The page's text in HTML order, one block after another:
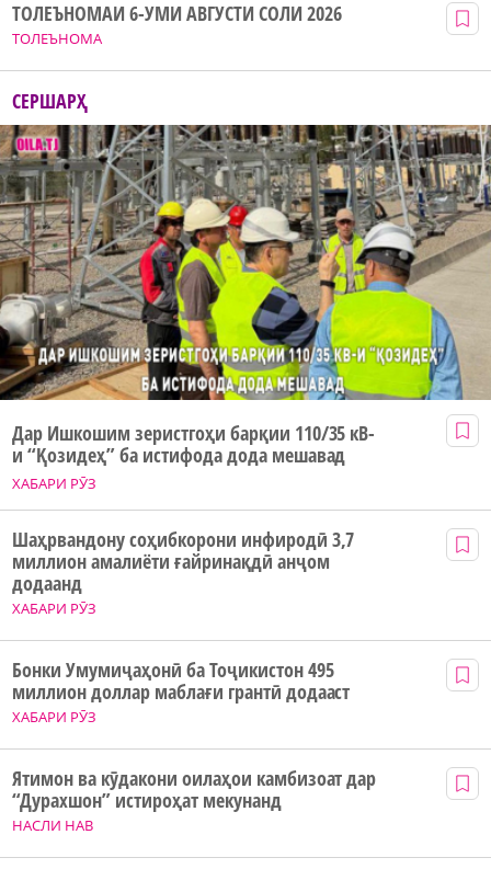
ТОЛЕЪНОМА
ТОЛЕЪНОМАИ 6-УМИ АВГУСТИ СОЛИ 2026
СЕРШАРҲ
ХАБАРИ РӮЗ
Дар Ишкошим зеристгоҳи барқии 110/35 кВ-
и “Қозидеҳ” ба истифода дода мешавад
ХАБАРИ РӮЗ
Шаҳрвандону соҳибкорони инфиродӣ 3,7
миллион амалиёти ғайринақдӣ анҷом
додаанд
ХАБАРИ РӮЗ
Бонки Умумиҷаҳонӣ ба Тоҷикистон 495
миллион доллар маблағи грантӣ додааст
НАСЛИ НАВ
Ятимон ва кӯдакони оилаҳои камбизоат дар
“Дурахшон” истироҳат мекунанд